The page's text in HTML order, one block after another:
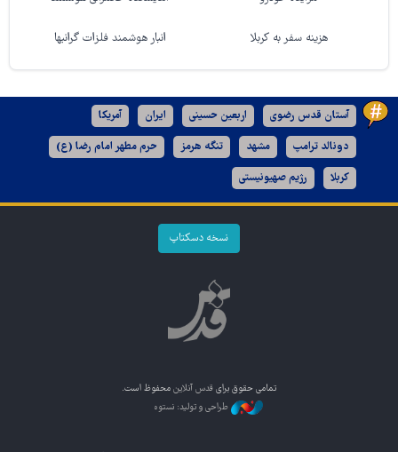
هزینه سفر به کربلا انبار هوشمند فلزات گرانبها
آستان قدس رضوی اربعین حسینی ایران آمریکا
دونالد ترامپ مشهد تنگه هرمز حرم مطهر امام رضا (ع)
کربلا رژیم صهیونیستی
نسخه دسکتاپ
تمامی حقوق برای قدس آنلاین محفوظ است.
طراحی و تولید: نستوه